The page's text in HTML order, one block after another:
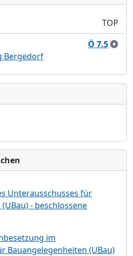
TOP
Ö 7.5
Bergedorf
Unterausschusses für
- beschlossene
im
Bauangelegenheiten (UBau)